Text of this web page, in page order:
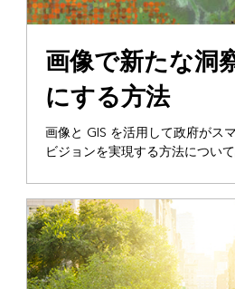
画像で新たな洞
にする方法
画像と GIS を活用して政府がス
ビジョンを実現する方法につい